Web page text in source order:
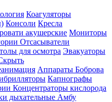
Коагуляторы
Консоли Кресла
акушерские Мониторы
Отсасыватели
для осмотра Эвакуаторы
Аппараты Боброва
Капнографы
Концентраторы кислорода
дыхательные Амбу